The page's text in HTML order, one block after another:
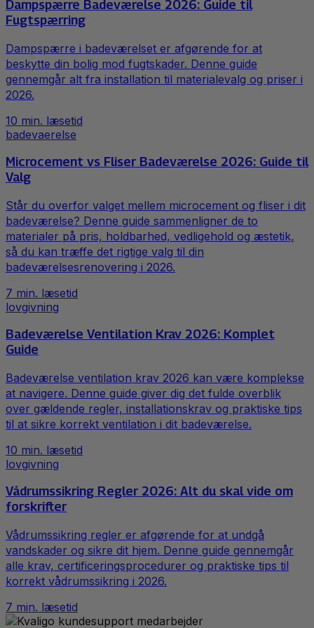
Dampspærre Badeværelse 2026: Guide til
Fugtspærring
Dampspærre i badeværelset er afgørende for at
beskytte din bolig mod fugtskader. Denne guide
gennemgår alt fra installation til materialevalg og priser i
2026.
10 min. læsetid
badevaerelse
Microcement vs Fliser Badeværelse 2026: Guide til
Valg
Står du overfor valget mellem microcement og fliser i dit
badeværelse? Denne guide sammenligner de to
materialer på pris, holdbarhed, vedligehold og æstetik,
så du kan træffe det rigtige valg til din
badeværelsesrenovering i 2026.
7 min. læsetid
lovgivning
Badeværelse Ventilation Krav 2026: Komplet
Guide
Badeværelse ventilation krav 2026 kan være komplekse
at navigere. Denne guide giver dig det fulde overblik
over gældende regler, installationskrav og praktiske tips
til at sikre korrekt ventilation i dit badeværelse.
10 min. læsetid
lovgivning
Vådrumssikring Regler 2026: Alt du skal vide om
forskrifter
Vådrumssikring regler er afgørende for at undgå
vandskader og sikre dit hjem. Denne guide gennemgår
alle krav, certificeringsprocedurer og praktiske tips til
korrekt vådrumssikring i 2026.
7 min. læsetid